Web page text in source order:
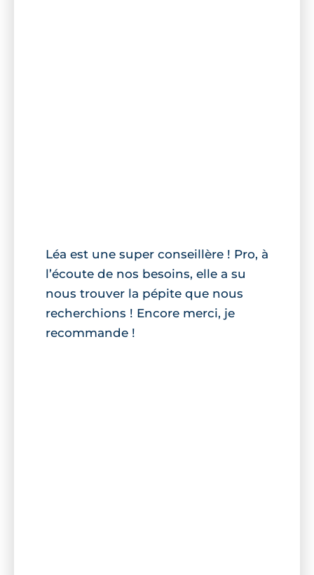
Léa est une super conseillère ! Pro, à
l’écoute de nos besoins, elle a su
nous trouver la pépite que nous
recherchions ! Encore merci, je
recommande !